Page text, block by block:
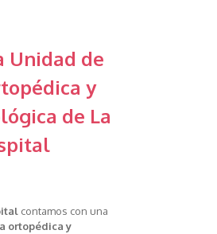
Unidad de
y
de La
contamos con una
ortopédica y